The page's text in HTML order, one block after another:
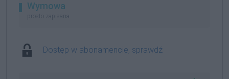
Wymowa
prosto zapisana
Dostęp w abonamencie, sprawdź